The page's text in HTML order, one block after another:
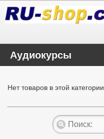
Аудиокурсы
Нет товаров в этой категории.